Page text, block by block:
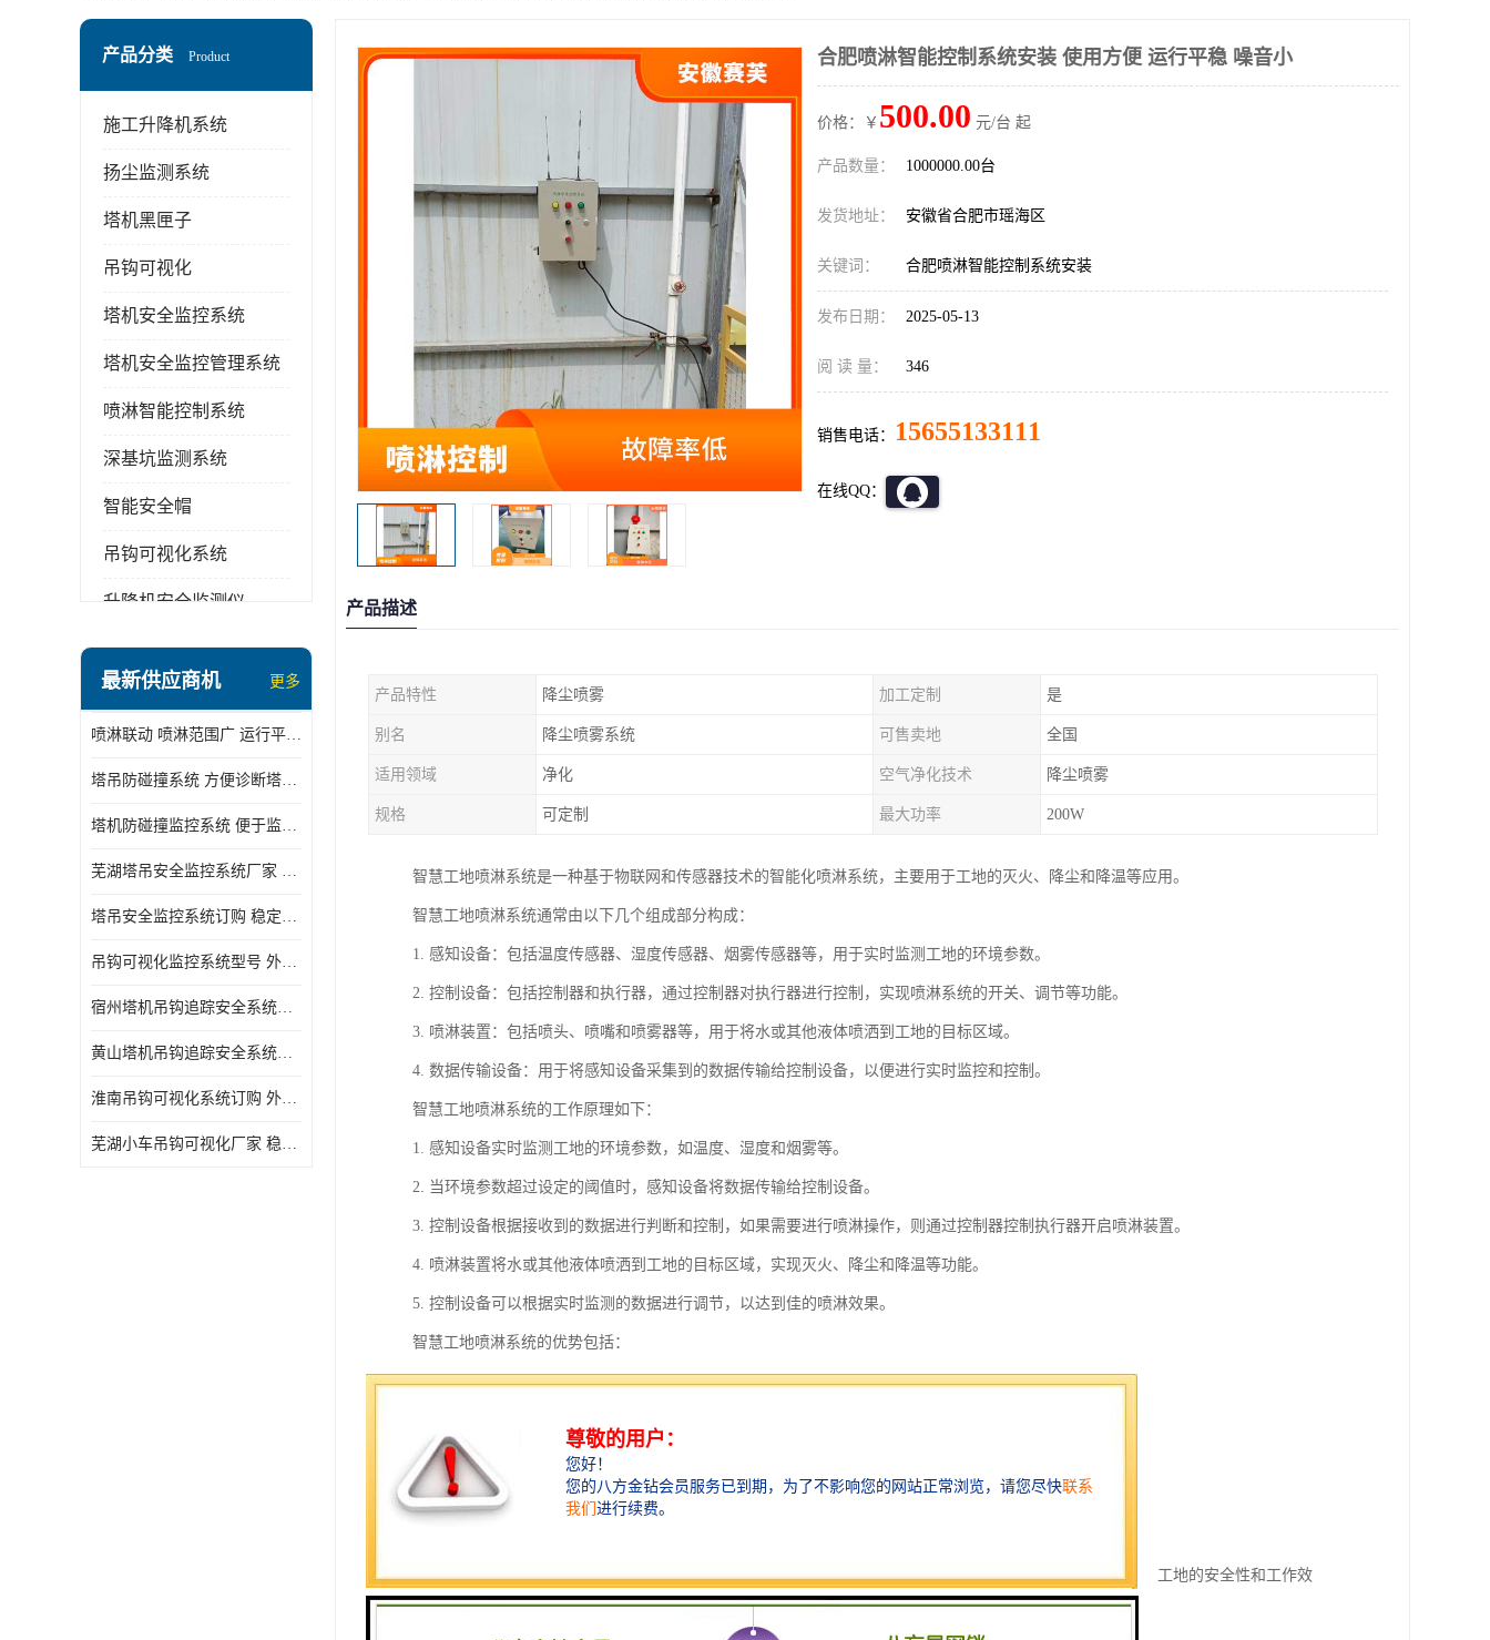
产品分类 Product
施工升降机系统
扬尘监测系统
塔机黑匣子
吊钩可视化
塔机安全监控系统
塔机安全监控管理系统
喷淋智能控制系统
深基坑监测系统
智能安全帽
吊钩可视化系统
升降机安全监测仪
最新供应商机 更多
喷淋联动 喷淋范围广 运行平稳 噪音小
塔吊防碰撞系统 方便诊断塔机状态 自动变焦智能化跟踪
塔机防碰撞监控系统 便于监督和管理 主要应用于塔机的实时监控
芜湖塔吊安全监控系统厂家 外观简洁大方 减少盲吊引发的事故
塔吊安全监控系统订购 稳定性高 结构清晰稳定
吊钩可视化监控系统型号 外观简洁大方 信号稳定 抗干扰性强
宿州塔机吊钩追踪安全系统厂家 提高工作效率 结构清晰稳定
黄山塔机吊钩追踪安全系统价格 可远程查看 减少盲吊引发的事故
淮南吊钩可视化系统订购 外观简洁大方 体积小 占用空间小
芜湖小车吊钩可视化厂家 稳定性高 可视吊装 降低盲吊风险
合肥喷淋智能控制系统安装 使用方便 运行平稳 噪音小
价格：￥ 500.00 元/台 起
产品数量： 1000000.00台
发货地址： 安徽省合肥市瑶海区
关键词： 合肥喷淋智能控制系统安装
发布日期： 2025-05-13
阅 读 量： 346
销售电话： 15655133111
在线QQ：
产品描述
产品特性 降尘喷雾 加工定制 是
别名 降尘喷雾系统 可售卖地 全国
适用领域 净化 空气净化技术 降尘喷雾
规格 可定制 最大功率 200W
智慧工地喷淋系统是一种基于物联网和传感器技术的智能化喷淋系统，主要用于工地的灭火、降尘和降温等应用。
智慧工地喷淋系统通常由以下几个组成部分构成：
1. 感知设备：包括温度传感器、湿度传感器、烟雾传感器等，用于实时监测工地的环境参数。
2. 控制设备：包括控制器和执行器，通过控制器对执行器进行控制，实现喷淋系统的开关、调节等功能。
3. 喷淋装置：包括喷头、喷嘴和喷雾器等，用于将水或其他液体喷洒到工地的目标区域。
4. 数据传输设备：用于将感知设备采集到的数据传输给控制设备，以便进行实时监控和控制。
智慧工地喷淋系统的工作原理如下：
1. 感知设备实时监测工地的环境参数，如温度、湿度和烟雾等。
2. 当环境参数超过设定的阈值时，感知设备将数据传输给控制设备。
3. 控制设备根据接收到的数据进行判断和控制，如果需要进行喷淋操作，则通过控制器控制执行器开启喷淋装置。
4. 喷淋装置将水或其他液体喷洒到工地的目标区域，实现灭火、降尘和降温等功能。
5. 控制设备可以根据实时监测的数据进行调节，以达到佳的喷淋效果。
智慧工地喷淋系统的优势包括：
1. 实时监测：可以实时监测工地的环境参数，及时发现问题并采取措施。
3. 节能环保：可以根据实时监测的数据进行调节，避免浪费水资源。
4. 提高工作效率：可以快速响应和处理工地的环境问题，提高工作效率。
总之，智慧工地喷淋系统通过物联网和传感器技术的应用，实现了工地环境的实时监测和自动化控制，提高了工地的安全性和工作效